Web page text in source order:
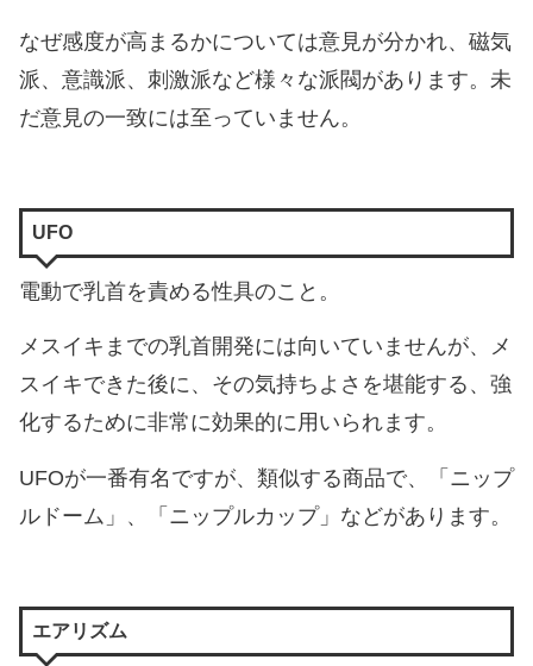
なぜ感度が高まるかについては意見が分かれ、磁気
派、意識派、刺激派など様々な派閥があります。未
だ意見の一致には至っていません。
UFO
電動で乳首を責める性具のこと。
メスイキまでの乳首開発には向いていませんが、メ
スイキできた後に、その気持ちよさを堪能する、強
化するために非常に効果的に用いられます。
UFOが一番有名ですが、類似する商品で、「ニップ
ルドーム」、「ニップルカップ」などがあります。
エアリズム